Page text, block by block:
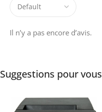
Il n’y a pas encore d’avis.
Suggestions pour vous